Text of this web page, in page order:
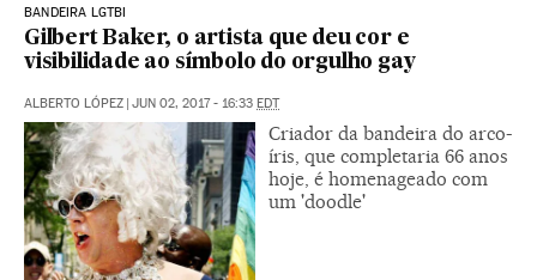
BANDEIRA LGTBI
Gilbert Baker, o artista que deu cor e
visibilidade ao símbolo do orgulho gay
ALBERTO LÓPEZ | JUN 02, 2017 - 16:33 EDT
Criador da bandeira do arco-
íris, que completaria 66 anos
hoje, é homenageado com
um 'doodle'